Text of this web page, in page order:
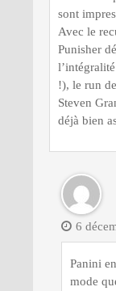
sont
Avec le
Punisher
!), le run
Steven
déjà bien
6
Panini
mode